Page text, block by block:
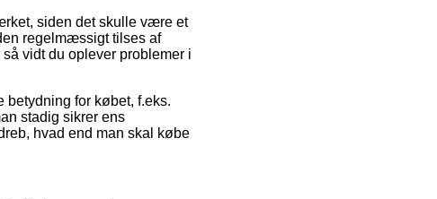
siden det skulle være et
regelmæssigt tilses af
vidt du oplever problemer i
for købet, f.eks.
stadig sikrer ens
hvad end man skal købe